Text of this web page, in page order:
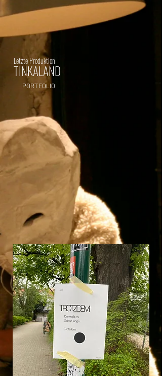
Letzte Produktion
TINKALAND
PORTFOLIO